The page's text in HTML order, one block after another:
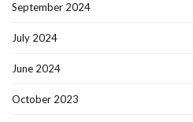
September 2024
July 2024
June 2024
October 2023